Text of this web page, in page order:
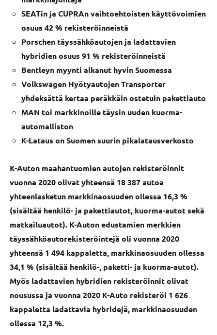
SEATin ja CUPRAn vaihtoehtoisten käyttövoimien
osuus 42 % rekisteröinneistä
Porschen täyssähköautojen ja ladattavien
hybridien osuus 91 % rekisteröinneistä
Bentleyn myynti alkanut hyvin Suomessa
Volkswagen Hyötyautojen Transporter
yhdeksättä kertaa peräkkäin ostetuin pakettiauto
MAN toi markkinoille täysin uuden kuorma-
automalliston
K-Lataus on Suomen suurin pikalatausverkosto
K-Auton maahantuomien autojen rekisteröinnit
vuonna 2020 olivat yhteensä 18 387 autoa
yhteenlasketun markkinaosuuden ollessa 16,3 %
(sisältää henkilö- ja pakettiautot, kuorma-autot sekä
matkailuautot). K-Auton edustamien merkkien
täyssähköautorekisteröintejä oli vuonna 2020
yhteensä 1 494 kappaletta, markkinaosuuden ollessa
34,1 % (sisältää henkilö-, paketti- ja kuorma-autot).
Myös ladattavien hybridien rekisteröinnit olivat
nousussa ja vuonna 2020 K-Auto rekisteröi 1 626
kappaletta ladattavia hybridejä, markkinaosuuden
ollessa 12,3 %.